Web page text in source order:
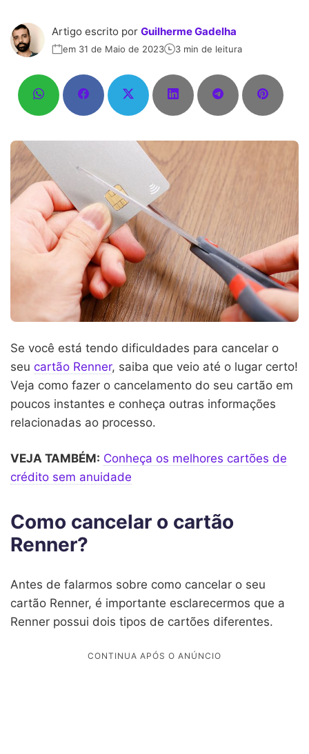
Artigo escrito por Guilherme Gadelha
em 31 de Maio de 2023 3 min de leitura
Se você está tendo dificuldades para cancelar o
seu cartão Renner, saiba que veio até o lugar certo!
Veja como fazer o cancelamento do seu cartão em
poucos instantes e conheça outras informações
relacionadas ao processo.
VEJA TAMBÉM: Conheça os melhores cartões de
crédito sem anuidade
Como cancelar o cartão
Renner?
Antes de falarmos sobre como cancelar o seu
cartão Renner, é importante esclarecermos que a
Renner possui dois tipos de cartões diferentes.